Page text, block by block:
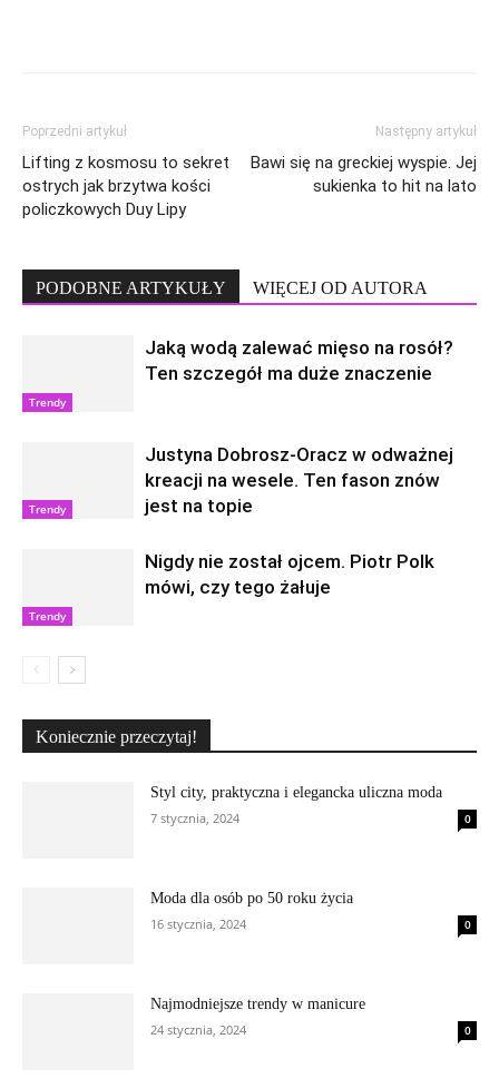
Poprzedni artykuł
Lifting z kosmosu to sekret
ostrych jak brzytwa kości
policzkowych Duy Lipy
Następny artykuł
Bawi się na greckiej wyspie. Jej
sukienka to hit na lato
PODOBNE ARTYKUŁY WIĘCEJ OD AUTORA
Trendy
Jaką wodą zalewać mięso na rosół?
Ten szczegół ma duże znaczenie
Trendy
Justyna Dobrosz-Oracz w odważnej
kreacji na wesele. Ten fason znów
jest na topie
Trendy
Nigdy nie został ojcem. Piotr Polk
mówi, czy tego żałuje
Koniecznie przeczytaj!
Styl city, praktyczna i elegancka uliczna moda
7 stycznia, 2024
0
Moda dla osób po 50 roku życia
16 stycznia, 2024
0
Najmodniejsze trendy w manicure
24 stycznia, 2024
0